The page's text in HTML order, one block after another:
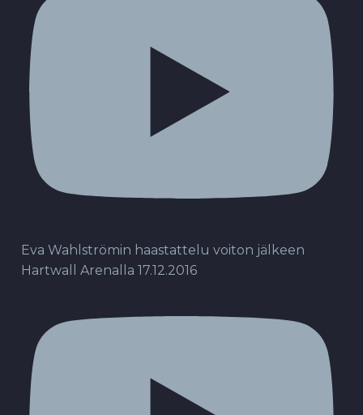
Eva Wahlströmin haastattelu voiton jälkeen
Hartwall Arenalla 17.12.2016